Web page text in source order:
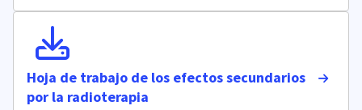
Hoja de trabajo de los efectos secundarios
por la radioterapia